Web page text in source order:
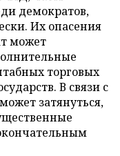
демократов,
Их опасения
может
торговых
В связи с
затянуться,